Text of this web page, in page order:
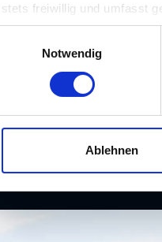
stets freiwillig und umfasst
Übermittlungen an
unserer Website nicht
Notwendig
Ablehnen